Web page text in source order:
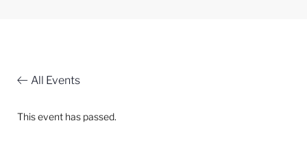
All Events
This event has passed.